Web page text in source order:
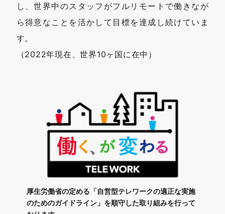
し、世界中のスタッフがフルリモートで働きなが
ら得意なことを活かして目標を達成し続けていま
す。
（2022年現在、世界10ヶ国に在中）
厚生労働省の定める「自営型テレワークの適正な実施
のためのガイドライン」を順守した取り組みを行って